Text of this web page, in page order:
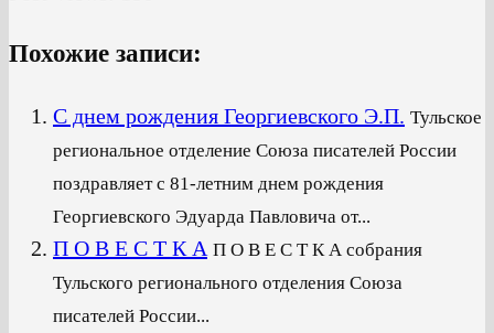
Похожие записи:
С днем рождения Георгиевского Э.П. Тульское
региональное отделение Союза писателей России
поздравляет с 81-летним днем рождения
Георгиевского Эдуарда Павловича от...
П О В Е С Т К А П О В Е С Т К А собрания
Тульского регионального отделения Союза
писателей России...